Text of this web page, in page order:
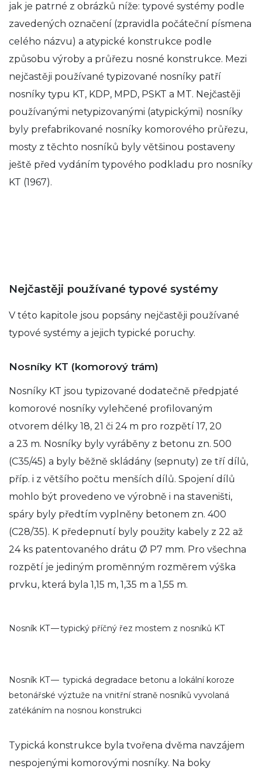
jak je patrné z obrázků níže: typové systémy podle
zavedených označení (zpravidla počáteční písmena
celého názvu) a atypické konstrukce podle
způsobu výroby a průřezu nosné konstrukce. Mezi
nejčastěji používané typizované nosníky patří
nosníky typu KT, KDP, MPD, PSKT a MT. Nejčastěji
používanými netypizovanými (atypickými) nosníky
byly prefabrikované nosníky komorového průřezu,
mosty z těchto nosníků byly většinou postaveny
ještě před vydáním typového podkladu pro nosníky
KT (1967).
Nejčastěji používané typové systémy
V této kapitole jsou popsány nejčastěji používané
typové systémy a jejich typické poruchy.
Nosníky KT (komorový trám)
Nosníky KT jsou typizované dodatečně předpjaté
komorové nosníky vylehčené profilovaným
otvorem délky 18, 21 či 24 m pro rozpětí 17, 20
a 23 m. Nosníky byly vyráběny z betonu zn. 500
(C35/45) a byly běžně skládány (sepnuty) ze tří dílů,
příp. i z většího počtu menších dílů. Spojení dílů
mohlo být provedeno ve výrobně i na staveništi,
spáry byly předtím vyplněny betonem zn. 400
(C28/35). K předepnutí byly použity kabely z 22 až
24 ks patentovaného drátu Ø P7 mm. Pro všechna
rozpětí je jediným proměnným rozměrem výška
prvku, která byla 1,15 m, 1,35 m a 1,55 m.
Nosník KT — typický příčný řez mostem z nosníků KT
Nosník KT — typická degradace betonu a lokální koroze
betonářské výztuže na vnitřní straně nosníků vyvolaná
zatékáním na nosnou konstrukci
Typická konstrukce byla tvořena dvěma navzájem
nespojenými komorovými nosníky. Na boky